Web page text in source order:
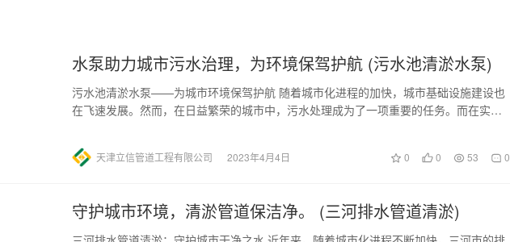
水泵助力城市污水治理，为环境保驾护航 (污水池清淤水泵)
污水池清淤水泵——为城市环境保驾护航 随着城市化进程的加快，城市基础设施建设也
在飞速发展。然而，在日益繁荣的城市中，污水处理成为了一项重要的任务。而在实际
天津立信管道工程有限公司 2023年4月4日 0 0 53 0
守护城市环境，清淤管道保洁净。 (三河排水管道清淤)